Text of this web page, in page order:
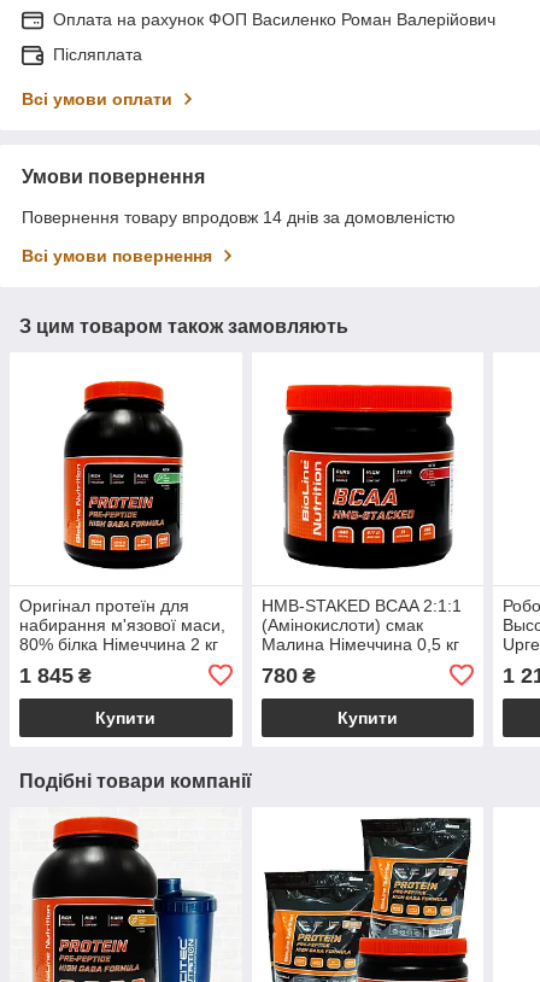
Оплата на рахунок ФОП Василенко Роман Валерійович
Післяплата
Всі умови оплати
Умови повернення
Повернення товару впродовж 14 днів за домовленістю
Всі умови повернення
З цим товаром також замовляють
Оригінал протеїн для
набирання м'язової маси,
80% білка Німеччина 2 кг
смак Морозиво Пломбір
1 845 ₴
Купити
HMB-STAKED BCAA 2:1:1
(Амінокислоти) смак
Малина Німеччина 0,5 кг
780₴
Купити
1
Подібні товари компанії